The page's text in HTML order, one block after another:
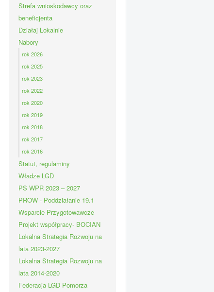
Strefa wnioskodawcy oraz
beneficjenta
Działaj Lokalnie
Nabory
rok 2026
rok 2025
rok 2023
rok 2022
rok 2020
rok 2019
rok 2018
rok 2017
rok 2016
Statut, regulaminy
Władze LGD
PS WPR 2023 – 2027
PROW - Poddziałanie 19.1
Wsparcie Przygotowawcze
Projekt współpracy- BOCIAN
Lokalna Strategia Rozwoju na
lata 2023-2027
Lokalna Strategia Rozwoju na
lata 2014-2020
Federacja LGD Pomorza